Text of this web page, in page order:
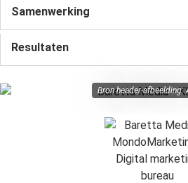
Samenwerking
Resultaten
Bron header-